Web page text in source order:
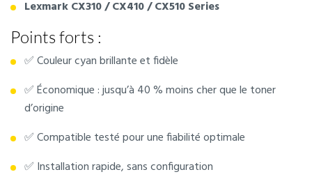
Lexmark CX310 / CX410 / CX510 Series
Points forts :
✅ Couleur cyan brillante et fidèle
✅ Économique : jusqu’à 40 % moins cher que le toner
d’origine
✅ Compatible testé pour une fiabilité optimale
✅ Installation rapide, sans configuration